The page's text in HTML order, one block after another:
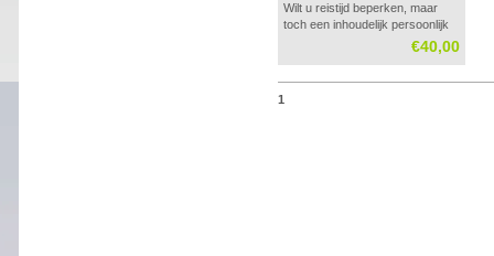
Wilt u reistijd beperken, maar
toch een inhoudelijk persoonlijk
gesprek hebben inclusief
documentatie? Kies dan voor de
face-to-face afspraak!
€40,00
1